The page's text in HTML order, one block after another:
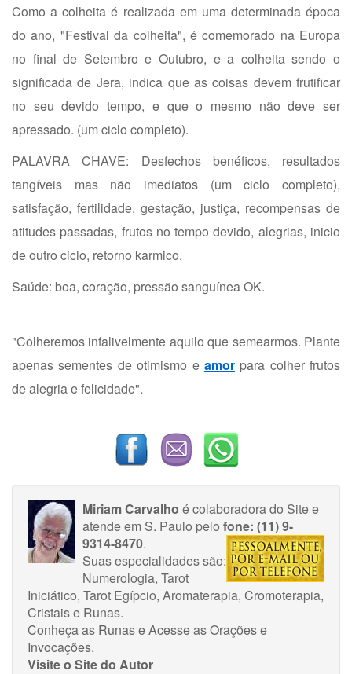
Como a colheita é realizada em uma determinada época
do ano, "Festival da colheita", é comemorado na Europa
no final de Setembro e Outubro, e a colheita sendo o
significada de Jera, indica que as coisas devem frutificar
no seu devido tempo, e que o mesmo não deve ser
apressado. (um ciclo completo).
PALAVRA CHAVE: Desfechos benéficos, resultados
tangíveis mas não imediatos (um ciclo completo),
satisfação, fertilidade, gestação, justiça, recompensas de
atitudes passadas, frutos no tempo devido, alegrias, inicio
de outro ciclo, retorno karmico.
Saúde: boa, coração, pressão sanguínea OK.
"Colheremos infalivelmente aquilo que semearmos. Plante
apenas sementes de otimismo e amorpara colher frutos
de alegria e felicidade".
Miriam Carvalho é colaboradora do Site e
atende em S. Paulo pelo fone: (11) 9-
9314-8470.
Suas especialidades são:
Numerologia, Tarot
Iniciático, Tarot Egípcio, Aromaterapia, Cromoterapia,
Cristais e Runas.
Conheça as RunaseAcesse as Orações e
Invocações.
Visite o Site do Autor